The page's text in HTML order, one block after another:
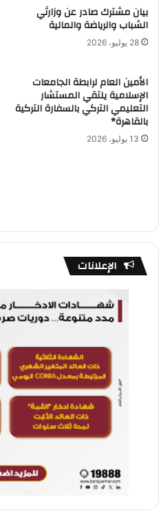
بيان مشترك صادر عن وزارتَي
الشباب والرياضة والمالية
28 يوليو، 2026
الأمين العام لرابطة الجامعات
الإسلامية يلتقي المستشار
التعليمي التركي بالسفارة التركية
بالقاهرة*
13 يوليو، 2026
الإعلانات